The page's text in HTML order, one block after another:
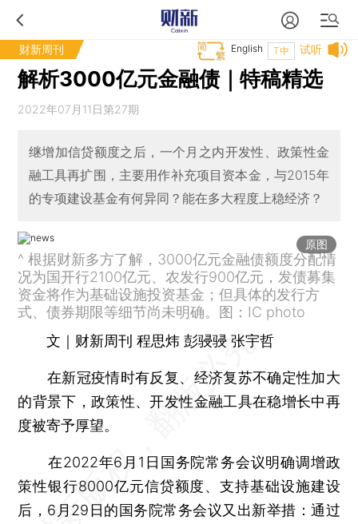
财新周刊 试听
T中
English
解析3000亿元金融债｜特稿精选
2022年07月11日第27期
继增加信贷额度之后，一个月之内开发性、政策性金
融工具再扩围，主要用作补充项目资本金，与2015年
的专项建设基金有何异同？能在多大程度上稳经济？
原图
^ 根据财新多方了解，3000亿元金融债额度分配情
况为国开行2100亿元、农发行900亿元，发债募集
资金将作为基础设施投资基金；但具体的发行方
式、债券期限等细节尚未明确。图：IC photo
文｜财新周刊 程思炜 彭骎骎 张宇哲
在新冠疫情时有反复、经济复苏不确定性加大
的背景下，政策性、开发性金融工具在稳增长中再
度被寄予厚望。
在2022年6月1日国务院常务会议明确调增政
策性银行8000亿元信贷额度、支持基础设施建设
后，6月29日的国务院常务会议又出新举措：通过